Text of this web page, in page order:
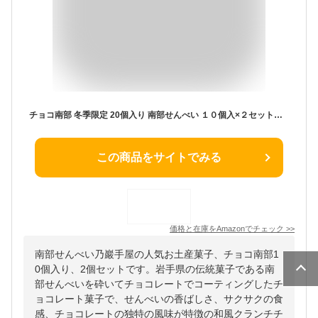
チョコ南部 冬季限定 20個入り 南部せんべい １０個入×２セットの場合あり
この商品をサイトでみる
価格と在庫をAmazonでチェック >>
南部せんべい乃巖手屋の人気お土産菓子、チョコ南部1
0個入り、2個セットです。岩手県の伝統菓子である南
部せんべいを砕いてチョコレートでコーティングしたチ
ョコレート菓子で、せんべいの香ばしさ、サクサクの食
感、チョコレートの独特の風味が特徴の和風クランチチ